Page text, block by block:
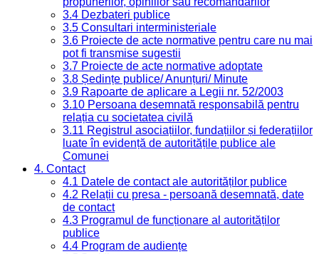
3.4 Dezbateri publice
3.5 Consultari interministeriale
3.6 Proiecte de acte normative pentru care nu mai
pot fi transmise sugestii
3.7 Proiecte de acte normative adoptate
3.8 Ședințe publice/ Anunțuri/ Minute
3.9 Rapoarte de aplicare a Legii nr. 52/2003
3.10 Persoana desemnată responsabilă pentru
relația cu societatea civilă
3.11 Registrul asociațiilor, fundațiilor și federațiilor
luate în evidență de autoritățile publice ale
Comunei
4. Contact
4.1 Datele de contact ale autorităților publice
4.2 Relații cu presa - persoană desemnată, date
de contact
4.3 Programul de funcționare al autorităților
publice
4.4 Program de audiențe